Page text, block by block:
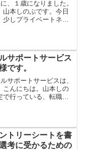
、１歳になりました。
山本しのぶです。今日
少しプライベートネタ
たときの...
サポートサービス
です。
サポートサービスは、
こんにちは。山本しの
行っている、転職活
ぎ下さ...
トリーシートを書
考に受かるための